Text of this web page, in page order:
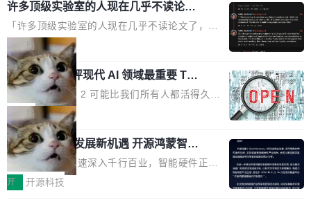
许多顶级实验室的人现在几乎不读论文
了
「许多顶级实验室的人现在几乎不读论文了，而
且他们认为 ICLR/ICML/NeurIPS 充斥着大量过
度宣传和欺诈。」 OpenAI 研究员 Keller Jorda
n 这条推文引发了广泛讨论。他不是在说风凉
话，他是说出了一个圈内人尽皆知但很少公开捅
破的事实。 Jordan 随后补充了一句软化声明：
「我不认为这些会议上大部分论文都在过度宣传
或造假。问题是，作为读者，如果你筛选出那些
看起来最令人兴奋的论文，那它们大部分都是过
度宣传的。」 这才是真正的痛点。不是所有论文
都有问题，是最吸引眼球的那批论文最有问题。
局
xAI 前工程师评现代 AI 领域最重要 Top
3 开源项目
Flash Attention 2 可能比我们所有人都活得久。
这句话不是来自某个技术博客，而是出自 Hieu
Pham 的一条推文。Hieu Pham 是谁？他是 xAI
的早期工程师之一，在 Grok 训练基础设施团队
工作过。近日他在 X 上发了一条帖子，列出了他
认为现代 AI 领域最重要的三个开源项目。 第一
个名字毫无悬念：Flash Attention 2。 Hieu 的
局
共商智能硬件发展新机遇 开源鸿蒙智能
硬件开发者日杭州站即将举行
随着万物智联加速深入千行百业，智能硬件正从
单点设备迈向智能化、网联化、协同化发展。作
开 开源科技